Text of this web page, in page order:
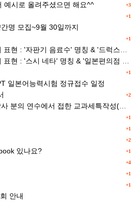
+3
예시로 올려주셨으면 해요^^
+1
명 모집~9월 30일까지
+1
+1
일본어능력시험 정규접수 일정
+2
+1
+1
+2
+1
있나요?
+4
+1
+1
안내